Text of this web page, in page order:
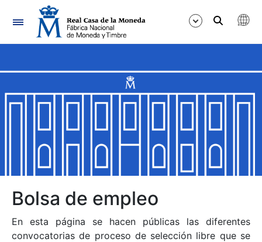
Navegación
Mostrar/Ocultar
Mostrar/Ocultar
Mostrar/Ocultar
Mostrar/Ocultar
Bolsa de empleo
En esta página se hacen públicas las diferentes
convocatorias de proceso de selección libre que se